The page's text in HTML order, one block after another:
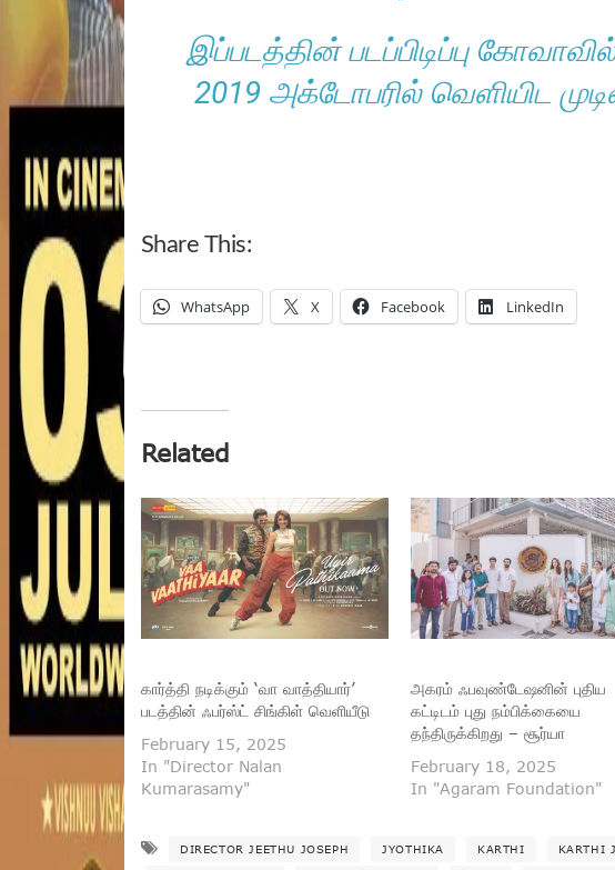
இப்படத்தின் படப்பிடிப்பு
2019 அக்டோபரில் வெளியிட
Share This:
WhatsApp X Facebook LinkedIn
Related
கார்த்தி நடிக்கும் ‘வா வாத்தியார்’
படத்தின் ஃபர்ஸ்ட் சிங்கிள் வெளியீடு
February 15, 2025
In "Director Nalan
Kumarasamy"
அகரம் ஃபவுண்டேஷனின் புதிய
கட்டிடம் புது நம்பிக்கையை
தந்திருக்கிறது – சூர்யா
February 18, 2025
In "Agaram Foundation"
DIRECTOR JEETHU JOSEPH JYOTHIKA KARTHI KARTHI